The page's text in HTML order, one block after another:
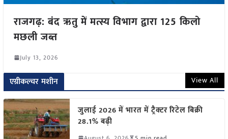
राजगढ़: बंद ऋतु में मत्स्य विभाग द्वारा 125 किलो
मछली जब्त
July 13, 2026
एग्रीकल्चर मशीन View All
जुलाई 2026 में भारत में ट्रैक्टर रिटेल बिक्री
28.1% बढ़ी